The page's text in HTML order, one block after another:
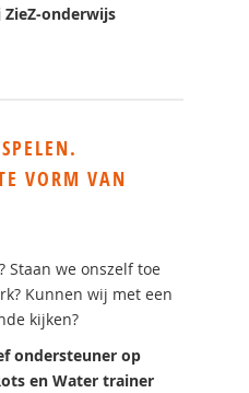
onderwijs
VORM VAN
Staan we onszelf toe
Kunnen wij met een
kijken?
ondersteuner op
en Water trainer